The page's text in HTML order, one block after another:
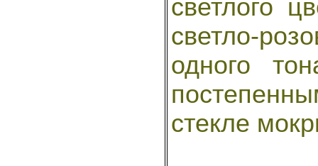
светлого
светло-
одного
стекле